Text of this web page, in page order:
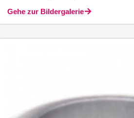
Gehe zur Bildergalerie